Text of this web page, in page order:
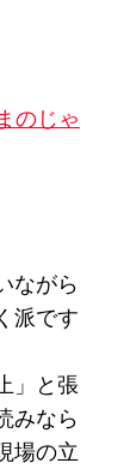
のじゃ
ながら
派です
」と張
みなら
場の立